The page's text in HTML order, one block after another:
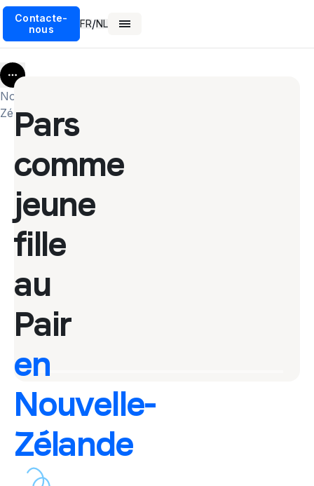
Contacte-
nous
FR/NL
More
Nouvelle-
Zélande
Pars
comme
jeune
fille
au
Pair
en
Nouvelle-
Zélande